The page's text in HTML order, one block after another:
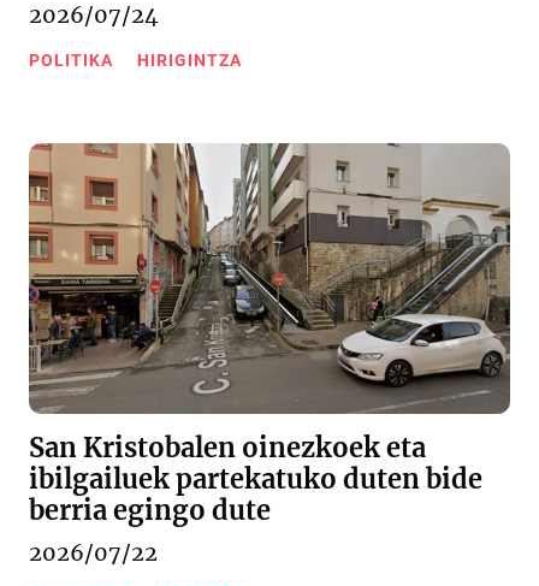
2026/07/24
POLITIKA HIRIGINTZA
San Kristobalen oinezkoek eta
ibilgailuek partekatuko duten bide
berria egingo dute
2026/07/22